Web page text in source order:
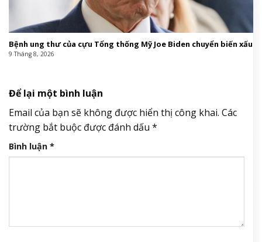
Bệnh ung thư của cựu Tổng thống Mỹ Joe Biden chuyển biến xấu
9 Tháng 8, 2026
Để lại một bình luận
Email của bạn sẽ không được hiển thị công khai. Các
trường bắt buộc được đánh dấu *
Bình luận *